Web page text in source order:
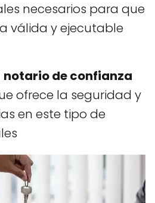
necesarios para que
válida y ejecutable
notario de confianza
ofrece la seguridad y
en este tipo de